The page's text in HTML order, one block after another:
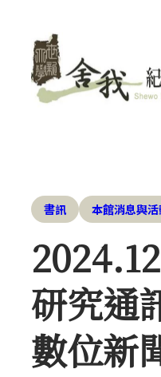
書訊 本館消息與
研究通
數位新